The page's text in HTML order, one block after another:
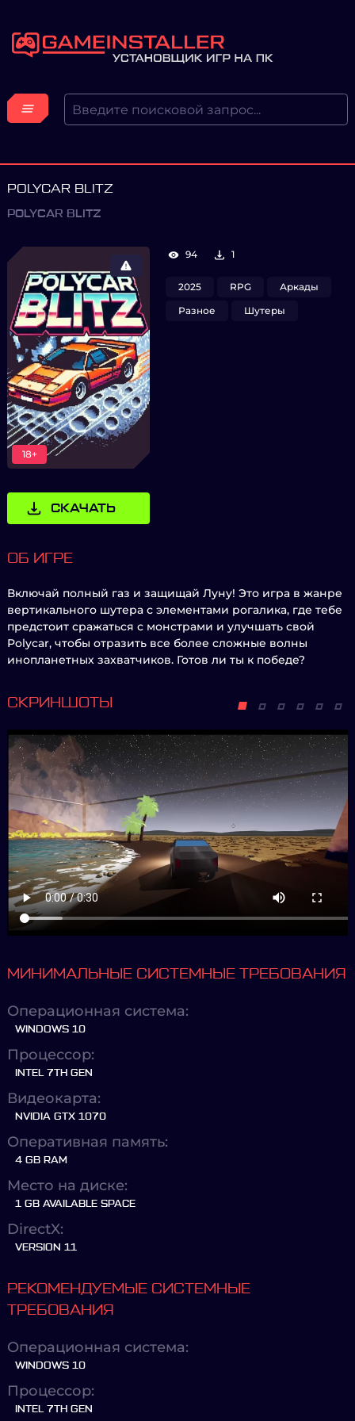
POLYCAR BLITZ
POLYCAR BLITZ
18+
СКАЧАТЬ
94 1
2025 RPG
Аркады
Разное
Шутеры
ОБ ИГРЕ
Включай полный газ и защищай Луну! Это игра в жанре
вертикального шутера с элементами рогалика, где тебе
предстоит сражаться с монстрами и улучшать свой
Polycar, чтобы отразить все более сложные волны
инопланетных захватчиков. Готов ли ты к победе?
СКРИНШОТЫ
МИНИМАЛЬНЫЕ СИСТЕМНЫЕ ТРЕБОВАНИЯ
Операционная система:
WINDOWS 10
Процессор:
INTEL 7TH GEN
Видеокарта:
NVIDIA GTX 1070
Оперативная память:
4 GB RAM
Место на диске:
1 GB AVAILABLE SPACE
DirectX:
VERSION 11
РЕКОМЕНДУЕМЫЕ СИСТЕМНЫЕ
ТРЕБОВАНИЯ
Операционная система:
WINDOWS 10
Процессор:
INTEL 7TH GEN